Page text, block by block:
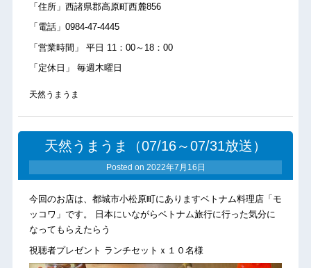
「住所」西諸県郡高原町西麓856
「電話」0984-47-4445
「営業時間」 平日 11：00～18：00
「定休日」 毎週木曜日
天然うまうま
天然うまうま（07/16～07/31放送）
Posted on 2022年7月16日
今回のお店は、都城市小松原町にありますベトナム料理店「モ
ッコワ」です。 日本にいながらベトナム旅行に行った気分に
なってもらえたらう
視聴者プレゼント ランチセットｘ１０名様